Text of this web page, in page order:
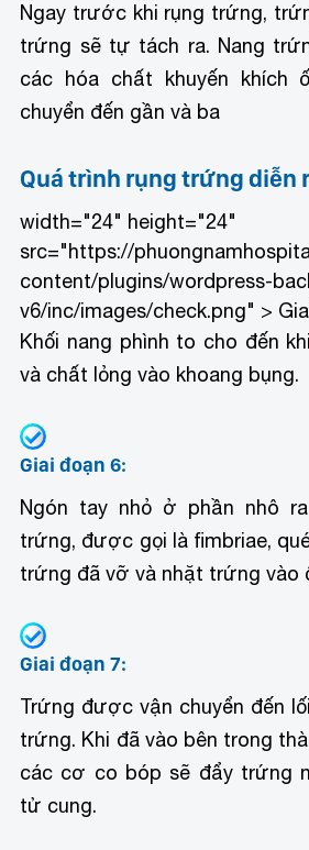
Ngay trước khi rụng trứng,
trứng sẽ tự tách ra. Nang
các hóa chất khuyến khích
chuyển đến gần và ba
Quá trình rụng trứng diễn
width="24" height="24"
src="https://
content/plugins/wordpress-
v6/inc/images/check.png" >
Khối nang phình to cho đến
và chất lỏng vào khoang bụng.
Giai đoạn 6:
Ngón tay nhỏ ở phần nhô
trứng, được gọi là fimbriae,
trứng đã vỡ và nhặt trứng vào
Giai đoạn 7:
Trứng được vận chuyển đến
trứng. Khi đã vào bên trong
các cơ co bóp sẽ đẩy trứng
tử cung.